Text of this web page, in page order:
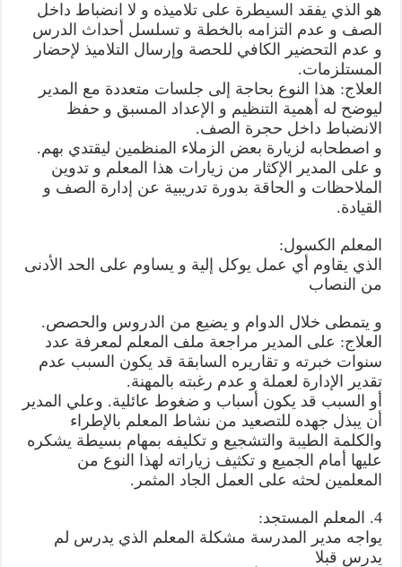
هو الذي يفقد السيطرة على تلاميذه و لا انضباط داخل
الصف و عدم التزامه بالخطة و تسلسل أحداث الدرس
و عدم التحضير الكافي للحصة وإرسال التلاميذ لإحضار
المستلزمات.
العلاج: هذا النوع بحاجة إلى جلسات متعددة مع المدير
ليوضح له أهمية التنظيم و الإعداد المسبق و حفظ
الانضباط داخل حجرة الصف.
و اصطحابه لزيارة بعض الزملاء المنظمين ليقتدي بهم.
و على المدير الإكثار من زيارات هذا المعلم و تدوين
الملاحظات و الحاقة بدورة تدريبية عن إدارة الصف و
القيادة.
المعلم الكسول:
الذي يقاوم أي عمل يوكل إلية و يساوم على الحد الأدنى
من النصاب
و يتمطى خلال الدوام و يضيع من الدروس والحصص.
العلاج: على المدير مراجعة ملف المعلم لمعرفة عدد
سنوات خبرته و تقاريره السابقة قد يكون السبب عدم
تقدير الإدارة لعملة و عدم رغبته بالمهنة.
أو السبب قد يكون أسباب و ضغوط عائلية. وعلي المدير
أن يبذل جهده للتصعيد من نشاط المعلم بالإطراء
والكلمة الطيبة والتشجيع و تكليفه بمهام بسيطة يشكره
عليها أمام الجميع و تكثيف زياراته لهذا النوع من
المعلمين لحثه على العمل الجاد المثمر.
4. المعلم المستجد:
يواجه مدير المدرسة مشكلة المعلم الذي يدرس لم
يدرس قبلا